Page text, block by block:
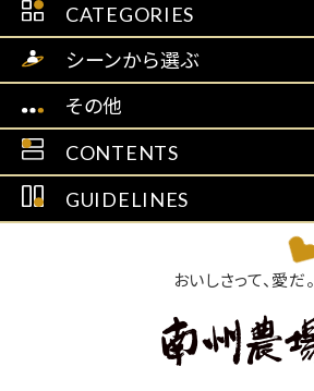
CATEGORIES
シーンから選ぶ
その他
CONTENTS
GUIDELINES
おいしさって、愛だ。